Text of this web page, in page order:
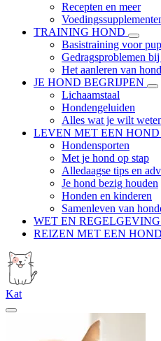
Recepten en meer
TRAINING HOND
Basistraining voor
Gedragsproblemen
Het aanleren van
JE HOND BEGRIJPEN
Lichaamstaal
Hondengeluiden
Alles wat je wilt
LEVEN MET EEN HOND
Hondensporten
Met je hond op stap
Alledaagse tips en
Je hond bezig houden
Honden en kinderen
Samenleven van
WET EN
REIZEN MET EEN HOND
Kat